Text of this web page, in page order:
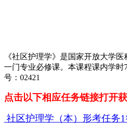
《社区护理学》是国家开放大学
一门专业必修课。本课程课内学时
号：02421
点击以下相应任务链接打开
社区护理学（本）形考任务